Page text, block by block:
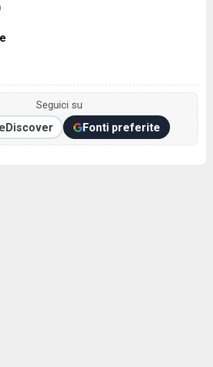
Seguici su
Discover Fonti preferite